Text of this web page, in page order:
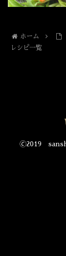
ホーム
レシピ一覧
🄫2019